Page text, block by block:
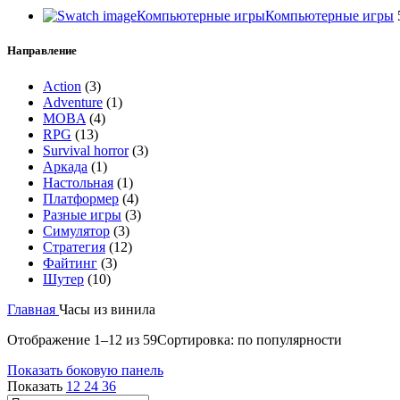
Компьютерные игрыКомпьютерные игры
Направление
Action (3)
Adventure (1)
MOBA (4)
RPG (13)
Survival horror (3)
Аркада (1)
Настольная (1)
Платформер (4)
Разные игры (3)
Симулятор (3)
Стратегия (12)
Файтинг (3)
Шутер (10)
Главная Часы из винила
Отображение 1–12 из 59Сортировка: по популярности
Показать боковую панель
Показать 12 24 36